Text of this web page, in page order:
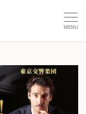
MENU